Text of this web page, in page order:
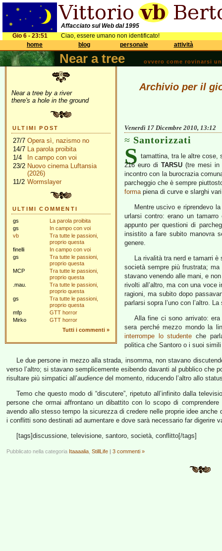
Affacciato sul Web dal 1995
Gio 6 - 23:51
Ciao, essere umano non identificato!
home
blog personale attività
Near a tree ovvero come rovinarsi
Near a tree by a river
there's a hole in the ground
ULTIMI POST
27/7 Opera sì, nazismo no
14/7 La parola proibita
1/4
In campo con voi
23/2 Nuovo cinema Luftansia
(2026)
11/2 Wormslayer
ULTIMI COMMENTI
gs
La parola proibita
gs
In campo con voi
vb
Tra tutte le passioni,
proprio questa
finelli
In campo con voi
gs
Tra tutte le passioni,
proprio questa
MCP
Tra tutte le passioni,
proprio questa
.mau.
Tra tutte le passioni,
proprio questa
gs
Tra tutte le passioni,
proprio questa
mfp
GTT horror
Mirko
GTT horror
Tutti i commenti »
Archivio per il
Venerdì 17 Dicembre 2010, 13:12
Santorizzati
S tamattina, tra le altre cose,
216 euro di TARSU(tre mesi in
incontro con la burocrazia
parcheggio che è sempre
formapiena di curve e slarghi
Mentre uscivo e riprendevo
urlarsi contro: erano un tamarro
appunto per questioni di
insistito a fare subito manovra
genere.
La rivalità tra nerd e tamarri
società sempre più frustrata;
stavano venendo alle mani, e
rivolti all’altro, ma con una voce
ragioni, ma subito dopo
parlarsi sopra l’uno con l’altro.
Alla fine ci sono arrivato:
sera perché mezzo mondo la
interrompe lo studente che
politica che Santoro o i suoi
Le due persone in mezzo alla strada, insomma, non stavano
verso l’altro; si stavano semplicemente esibendo davanti al pubblico che
risultare più simpatici all’audience del momento, riducendo l’altro allo
Temo che questo modo di “discutere”, ripetuto all’infinito dalla
persone che ormai affrontano un dibattito con lo scopo di
avendo allo stesso tempo la sicurezza di credere nelle proprie idee
i conflitti sono destinati ad aumentare e dove sarà necessario far digerire
[tags]discussione, televisione, santoro, società, conflitto[/tags]
Pubblicato nella categoria Itaaaalia StillLife | 3 commenti »